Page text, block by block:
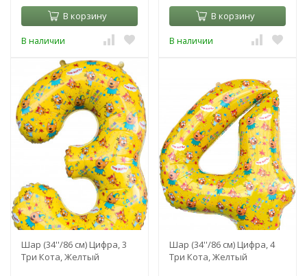
В корзину
В наличии
В корзину
В наличии
Шар (34''/86 см) Цифра, 3
Три Кота, Желтый
Шар (34''/86 см) Цифра, 4
Три Кота, Желтый